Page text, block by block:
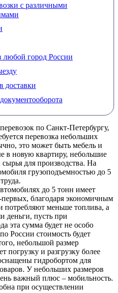
с различными
любой город России
доставки
по Санкт-Петербургу,
перевозка небольших
это может быть мебель и
в новую квартиру, небольшие
для производства. На
грузоподъемностью до 5
до 5 тонн имеет
благодаря экономичным
потребляют меньше топлива, а
деньги, пусть при
эта сумма будет не особо
России стоимость будет
небольшой размер
погрузку и разгрузку более
гидробортом для
У небольших размеров
важный плюс – мобильность.
при осуществлении